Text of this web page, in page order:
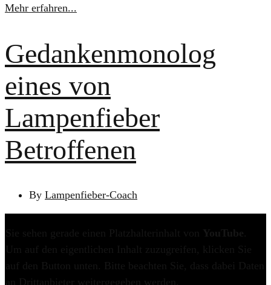
Mehr erfahren...
Gedankenmonolog
eines von
Lampenfieber
Betroffenen
By Lampenfieber-Coach